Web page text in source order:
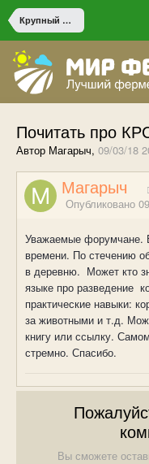
Крупный рогатый скот
Почитать про
Автор Магарыч, 09/03/18
Магарыч
Опубликовано
Уважаемые форумчане.
времени. По стечению
в деревню. Может кто
языке про разведение
практические навыки:
за животными и т.д.
книгу или ссылку.
стремно. Спасибо.
Вы сможете